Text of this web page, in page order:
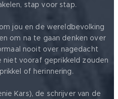
stap voor stap.
jou en de wereldbevolking
om na te gaan denken over
nooit over nagedacht
niet vooraf geprikkeld zouden
of herinnering.
Kars), de schrijver van de